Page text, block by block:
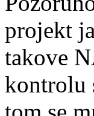
projekt
takove
kontrolu